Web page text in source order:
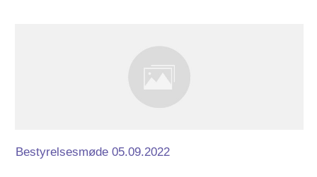
Bestyrelsesmøde 05.09.2022